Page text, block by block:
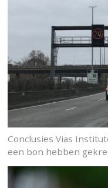
Conclusies Vias
een bon hebben